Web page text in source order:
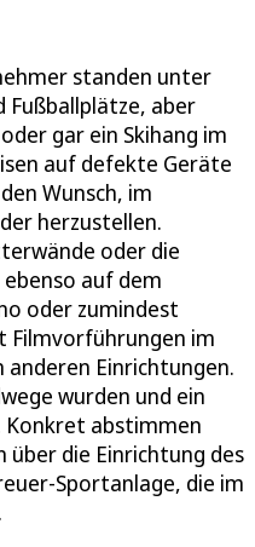
standen unter
Fußballplätze, aber
gar ein Skihang im
auf defekte Geräte
Wunsch, im
herzustellen.
oder die
auf dem
oder zumindest
Filmvorführungen im
anderen Einrichtungen.
wurden und ein
Konkret abstimmen
über die Einrichtung des
Sportanlage, die im